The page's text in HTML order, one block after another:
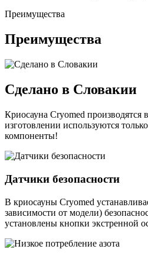
Преимущества
Преимущества
Сделано в Словакии
Криосауна Cryomed
изготовлении используются
компоненты!
Датчики безопасности
В криосауны Cryomed
зависимости от модели)
установлены кнопки экстренной